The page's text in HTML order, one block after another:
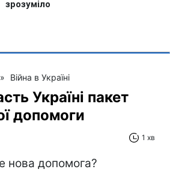
» Війна в Україні
Україні пакет
допомоги
1 хв
нова допомога?